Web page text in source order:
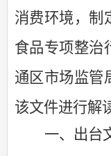
消费环境，制
食品专项整治
通区市场监管
该文件进行解
一、出台